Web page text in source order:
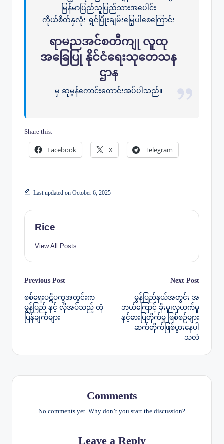
မြန်မာပြည်သူပြည်သားအပေါင်း
ကိုယ်စိတ်နှလုံး ရွှင်ပြုံးချမ်းမြေ့ပါစေကြောင်း
ရာမညအင်စတီကျု လူထု
အခြေပြု နိုင်ငံရေးသုတေသန
ဌာန
မှ ဆုမွန်ကောင်းတောင်းအပ်ပါသည်။
Share this:
Facebook X Telegram
Last updated on October 6, 2025
Rice
View All Posts
Post
navigation
Previous Post
စစ်ရေးပဋိပက္ခအတွင်းက
မွန်ပြည် နှင့် လိုအပ်သည့် တုံ
ပြန်ချက်များ
Next Post
မွန်ပြည်နယ်အတွင်း အ
ဘယ်ကြောင့် ခိုးမှု၊လုယက်မှု
နှင့်ဓားပြတိုက်မှု ဖြစ်စဉ်များ
ဆက်တိုက်ဖြစ်ပွားနေပါ
သလဲ
Comments
No comments yet. Why don’t you start the discussion?
Leave a Reply